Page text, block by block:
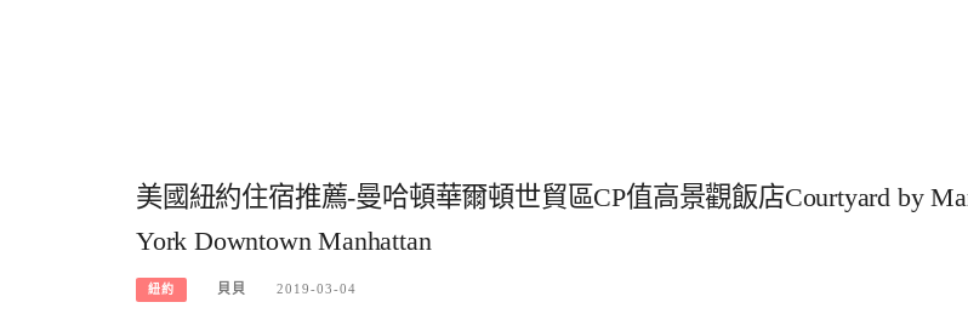
美國紐約住宿推薦-曼哈頓華爾頓世貿區CP值高景觀飯店Courtyard by
York Downtown Manhattan
紐約 貝貝 2019-03-04